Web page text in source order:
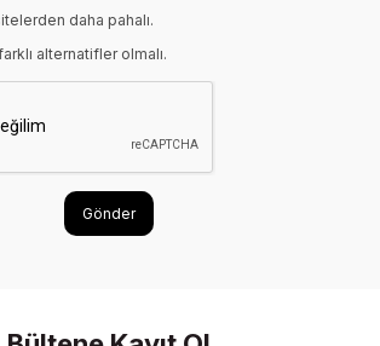
daha pahalı.
alternatifler olmalı.
Gönder